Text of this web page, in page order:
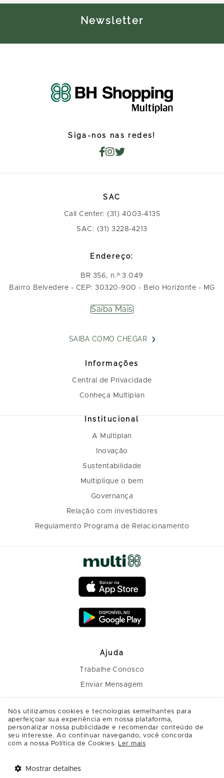
Newsletter
Siga-nos nas redes!
SAC
Call Center: (31) 4003-4135
SAC: (31) 3228-4213
Endereço:
BR 356, n.º 3.049
Bairro Belvedere - CEP: 30320-900 - Belo Horizonte - MG
Saiba Mais
SAIBA COMO CHEGAR
Informações
Central de Privacidade
Conheça Multiplan
Institucional
A Multiplan
Inovação
Sustentabilidade
Multiplique o bem
Governança
Relação com investidores
Regulamento Programa de Relacionamento
Ajuda
Trabalhe Conosco
Enviar Mensagem
Nós utilizamos cookies e tecnologias semelhantes para
aperfeiçoar sua experiência em nossa plataforma,
personalizar nossa publicidade e recomendar conteúdo de
seu interesse. Ao continuar navegando, você concorda
com a nossa Política de Cookies. Ler mais
Mostrar detalhes